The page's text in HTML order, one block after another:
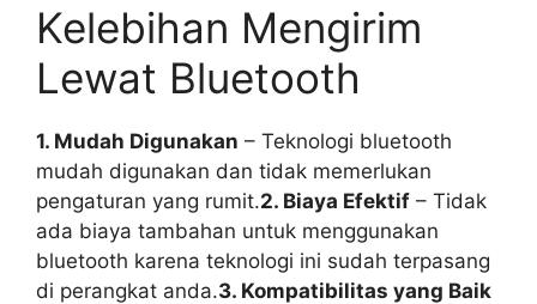
Kelebihan Mengirim
Lewat Bluetooth
1. Mudah Digunakan – Teknologi bluetooth
mudah digunakan dan tidak memerlukan
pengaturan yang rumit.2. Biaya Efektif – Tidak
ada biaya tambahan untuk menggunakan
bluetooth karena teknologi ini sudah terpasang
di perangkat anda.3. Kompatibilitas yang Baik